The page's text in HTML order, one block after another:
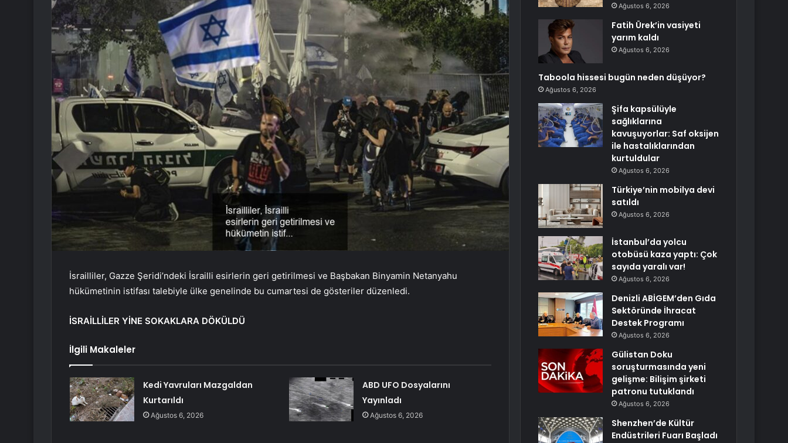
İsrailliler, Gazze Şeridi’ndeki İsrailli esirlerin geri getirilmesi ve Başbakan Binyamin Netanyahu
hükümetinin istifası talebiyle ülke genelinde bu cumartesi de gösteriler düzenledi.
İSRAİLLİLER YİNE SOKAKLARA DÖKÜLDÜ
İlgili Makaleler
Kedi Yavruları Mazgaldan
Kurtarıldı
Ağustos 6, 2026
ABD UFO Dosyalarını
Yayınladı
Ağustos 6, 2026
Ağustos 6, 2026
Fatih Ürek’in vasiyeti
yarım kaldı
Ağustos 6, 2026
Taboola hissesi bugün neden düşüyor?
Ağustos 6, 2026
Şifa kapsülüyle
sağlıklarına
kavuşuyorlar: Saf oksijen
ile hastalıklarından
kurtuldular
Ağustos 6, 2026
Türkiye’nin mobilya devi
satıldı
Ağustos 6, 2026
İstanbul’da yolcu
otobüsü kaza yaptı: Çok
sayıda yaralı var!
Ağustos 6, 2026
Denizli ABİGEM’den Gıda
Sektöründe İhracat
Destek Programı
Ağustos 6, 2026
Gülistan Doku
soruşturmasında yeni
gelişme: Bilişim şirketi
patronu tutuklandı
Ağustos 6, 2026
Shenzhen’de Kültür
Endüstrileri Fuarı Başladı